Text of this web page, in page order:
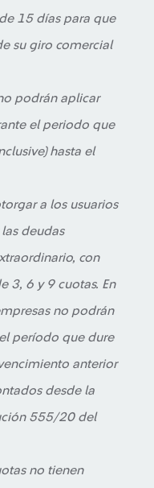
15 días para que
su giro comercial
no podrán aplicar
el periodo que
hasta el
a los usuarios
deudas
con
3, 6 y 9 cuotas. En
no podrán
período que dure
anterior
desde la
555/20 del
no tienen